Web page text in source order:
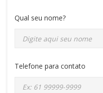
Qual seu nome?
Telefone para contato